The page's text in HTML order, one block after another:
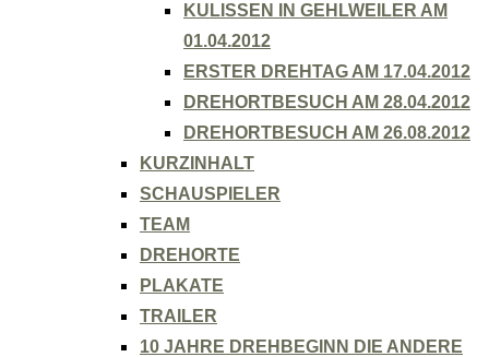
KULISSEN IN GEHLWEILER AM
01.04.2012
ERSTER DREHTAG AM 17.04.2012
DREHORTBESUCH AM 28.04.2012
DREHORTBESUCH AM 26.08.2012
KURZINHALT
SCHAUSPIELER
TEAM
DREHORTE
PLAKATE
TRAILER
10 JAHRE DREHBEGINN DIE ANDERE